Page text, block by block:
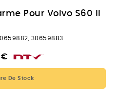
Pour Volvo S60 II
30659883
€
De Stock